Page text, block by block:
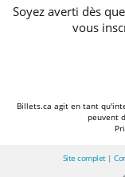
Soyez averti dès
vous
Billets.ca agit en tant
peuvent
Site complet|